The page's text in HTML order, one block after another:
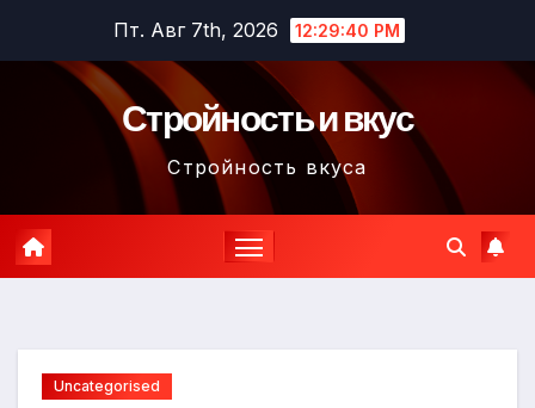
содержимому
Пт. Авг 7th, 2026 12:29:41 PM
Стройность и вкус
Стройность вкуса
Uncategorised